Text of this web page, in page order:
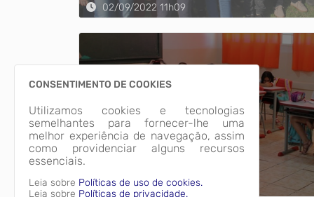
02/09/2022 11h09
06/02/2023 11h02
CONSENTIMENTO DE COOKIES
Utilizamos cookies e tecnologias
semelhantes para fornecer-lhe uma
melhor experiência de navegação, assim
como providenciar alguns recursos
essenciais.
Leia sobre Políticas de uso de cookies.
Leia sobre Políticas de privacidade.